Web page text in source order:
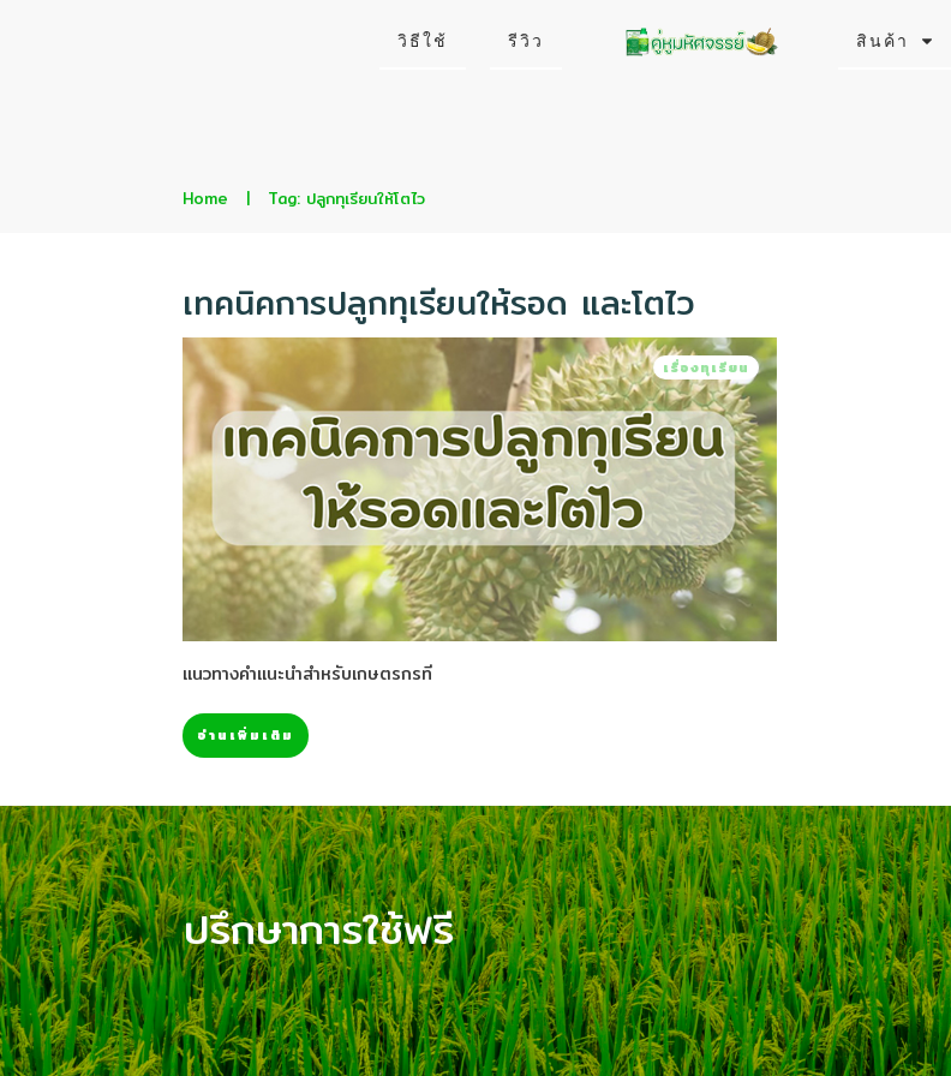
วิธีใช้ รีวิว สินค้า
Home | Tag: ปลูกทุเรียนให้โตไว
เทคนิคการปลูกทุเรียนให้รอด และโตไว
เรื่องทุเรียน
แนวทางคำแนะนำสำหรับเกษตรกรที
อ่านเพิ่มเติม
ปรึกษาการใช้ฟรี